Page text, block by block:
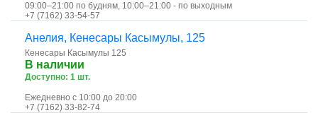
09:00–21:00 по будням, 10:00–21:00 - по выходным
+7 (7162) 33-54-57
Анелия, ​Кенесары Касымулы, 125
Кенесары Касымулы 125
В наличии
Доступно: 1 шт.
Ежедневно с 10:00 до 20:00
+7 (7162) 33-82-74